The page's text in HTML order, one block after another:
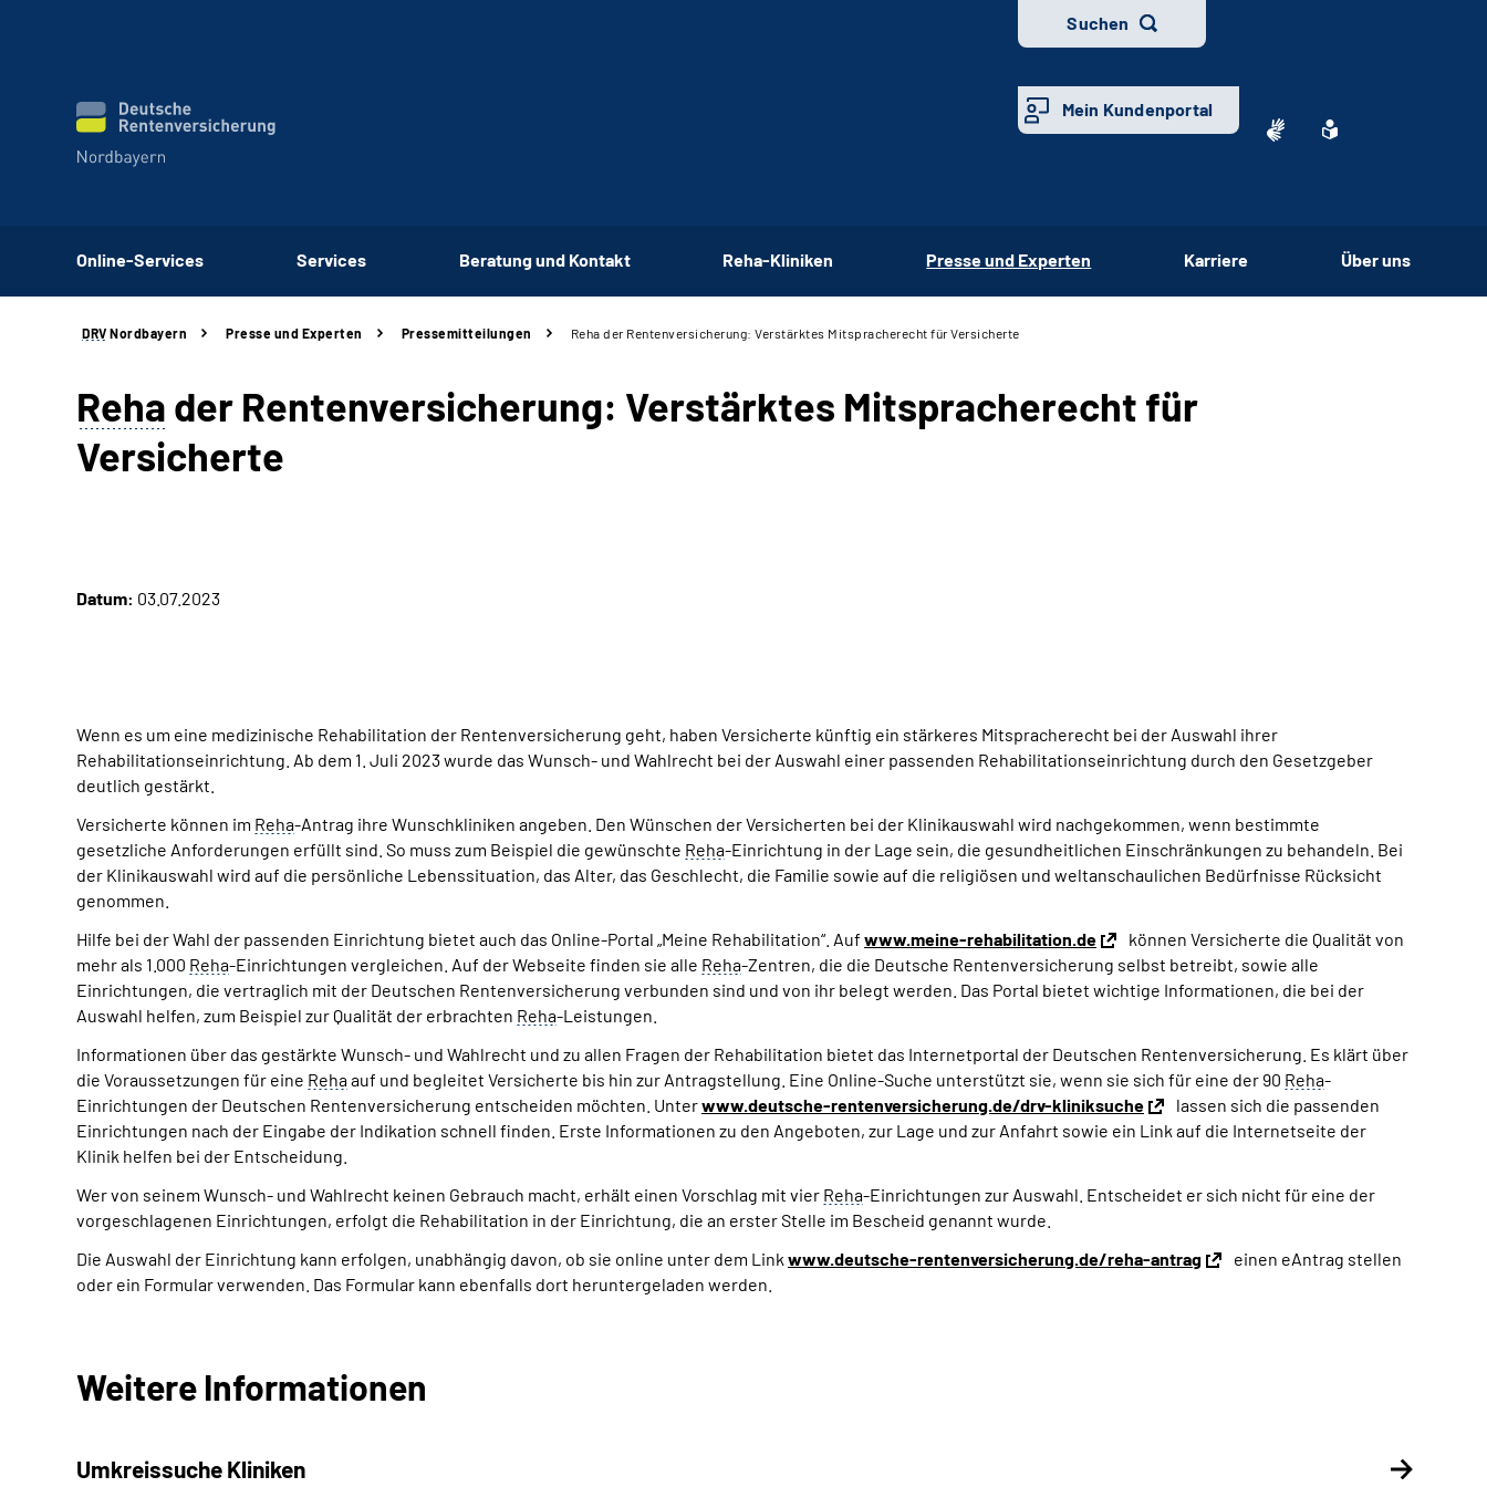
Suchen
Mein Kundenportal
Online-Services Services Beratung und Kontakt Reha-Kliniken Presse und Experten Karriere Über uns
DRV Nordbayern Presse und Experten Pressemitteilungen Reha der Rentenversicherung: Verstärktes Mitspracherecht für Versicherte
Reha der Rentenversicherung: Verstärktes Mitspracherecht für
Versicherte
Datum: 03.07.2023
Wenn es um eine medizinische Rehabilitation der Rentenversicherung geht, haben Versicherte künftig ein stärkeres Mitspracherecht bei der Auswahl ihrer
Rehabilitationseinrichtung. Ab dem 1. Juli 2023 wurde das Wunsch- und Wahlrecht bei der Auswahl einer passenden Rehabilitationseinrichtung durch den Gesetzgeber
deutlich gestärkt.
Versicherte können im Reha-Antrag ihre Wunschkliniken angeben. Den Wünschen der Versicherten bei der Klinikauswahl wird nachgekommen, wenn bestimmte
gesetzliche Anforderungen erfüllt sind. So muss zum Beispiel die gewünschte Reha-Einrichtung in der Lage sein, die gesundheitlichen Einschränkungen zu behandeln. Bei
der Klinikauswahl wird auf die persönliche Lebenssituation, das Alter, das Geschlecht, die Familie sowie auf die religiösen und weltanschaulichen Bedürfnisse Rücksicht
genommen.
Hilfe bei der Wahl der passenden Einrichtung bietet auch das Online-Portal „Meine Rehabilitation“. Auf www.meine-rehabilitation.de
können Versicherte die Qualität von
mehr als 1.000 Reha-Einrichtungen vergleichen. Auf der Webseite finden sie alle Reha-Zentren, die die Deutsche Rentenversicherung selbst betreibt, sowie alle
Einrichtungen, die vertraglich mit der Deutschen Rentenversicherung verbunden sind und von ihr belegt werden. Das Portal bietet wichtige Informationen, die bei der
Auswahl helfen, zum Beispiel zur Qualität der erbrachten Reha-Leistungen.
Informationen über das gestärkte Wunsch- und Wahlrecht und zu allen Fragen der Rehabilitation bietet das Internetportal der Deutschen Rentenversicherung. Es klärt über
die Voraussetzungen für eine Rehaauf und begleitet Versicherte bis hin zur Antragstellung. Eine Online-Suche unterstützt sie, wenn sie sich für eine der 90 Reha-
Einrichtungen der Deutschen Rentenversicherung entscheiden möchten. Unterwww.deutsche-rentenversicherung.de/drv-kliniksuche
lassen sich die passenden
Einrichtungen nach der Eingabe der Indikation schnell finden. Erste Informationen zu den Angeboten, zur Lage und zur Anfahrt sowie ein Link auf die Internetseite der
Klinik helfen bei der Entscheidung.
Wer von seinem Wunsch- und Wahlrecht keinen Gebrauch macht, erhält einen Vorschlag mit vier Reha-Einrichtungen zur Auswahl. Entscheidet er sich nicht für eine der
vorgeschlagenen Einrichtungen, erfolgt die Rehabilitation in der Einrichtung, die an erster Stelle im Bescheid genannt wurde.
Die Auswahl der Einrichtung kann erfolgen, unabhängig davon, ob sie online unter dem Link www.deutsche-rentenversicherung.de/reha-antrag
einen eAntrag stellen
oder ein Formular verwenden. Das Formular kann ebenfalls dort heruntergeladen werden.
Weitere Informationen
Umkreissuche Kliniken